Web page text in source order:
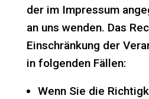
der im Impressum
an uns wenden. Das
Einschränkung der
in folgenden Fällen:
Wenn Sie die